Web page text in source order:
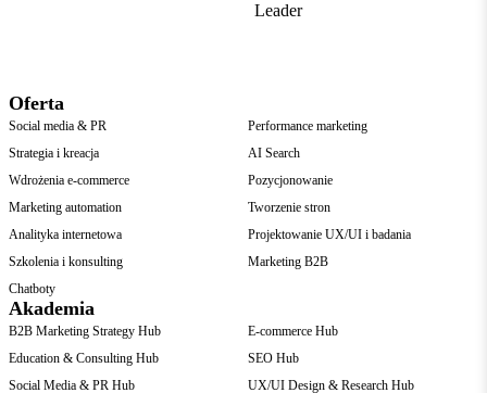
Leader
Oferta
Social media & PR
Performance marketing
Strategia i kreacja
AI Search
Wdrożenia e-commerce
Pozycjonowanie
Marketing automation
Tworzenie stron
Analityka internetowa
Projektowanie UX/UI i badania
Szkolenia i konsulting
Marketing B2B
Chatboty
Akademia
B2B Marketing Strategy Hub
E-commerce Hub
Education & Consulting Hub
SEO Hub
Social Media & PR Hub
UX/UI Design & Research Hub